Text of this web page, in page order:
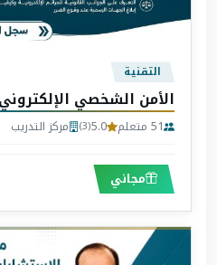
التقنية
الأمن الشخصي الإلكتروني
51 متعلم 5.0
(3) مركز التدريب
مجاني